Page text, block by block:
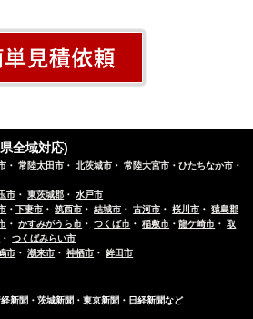
全域対応)
・常陸太田市 ・北茨城市 ・常陸大宮市 ・ひたちなか市 ・
市 ・東茨城郡 ・水戸市
・下妻市 ・筑西市 ・結城市 ・古河市 ・桜川市 ・猿島郡
・かすみがうら市 ・つくば市 ・稲敷市 ・龍ケ崎市 ・取
・つくばみらい市
市 ・潮来市 ・神栖市 ・鉾田市
新聞・茨城新聞・東京新聞・日経新聞など